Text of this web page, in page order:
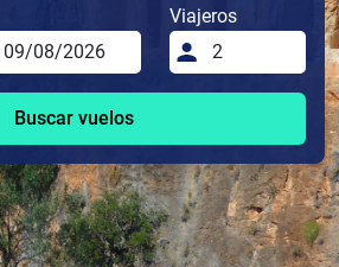
Viajeros
Buscar vuelos